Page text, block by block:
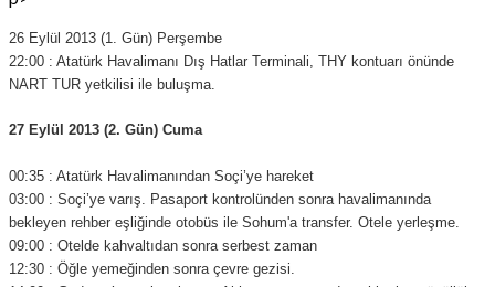
26 Eylül 2013 (1. Gün) Perşembe
22:00 : Atatürk Havalimanı Dış Hatlar Terminali, THY kontuarı önünde
NART TUR yetkilisi ile buluşma.
27 Eylül 2013 (2. Gün) Cuma
00:35 : Atatürk Havalimanından Soçi’ye hareket
03:00 : Soçi’ye varış. Pasaport kontrolünden sonra havalimanında
bekleyen rehber eşliğinde otobüs ile Sohum'a transfer. Otele yerleşme.
09:00 : Otelde kahvaltıdan sonra serbest zaman
12:30 : Öğle yemeğinden sonra çevre gezisi.